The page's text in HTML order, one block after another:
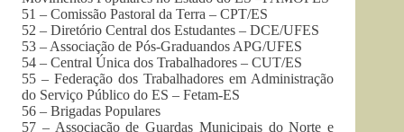
51 – Comissão Pastoral da Terra – CPT/ES
52 – Diretório Central dos Estudantes – DCE/UFES
53 – Associação de Pós-Graduandos APG/UFES
54 – Central Única dos Trabalhadores – CUT/ES
55 – Federação dos Trabalhadores em Administração
do Serviço Público do ES – Fetam-ES
56 – Brigadas Populares
57 – Associação de Guardas Municipais do Norte e